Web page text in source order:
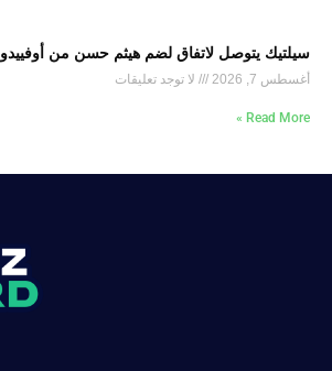
سيلتيك يتوصل لاتفاق لضم هيثم حسن من أوفييدو
أغسطس 7, 2026 لا توجد تعليقات
Read More »